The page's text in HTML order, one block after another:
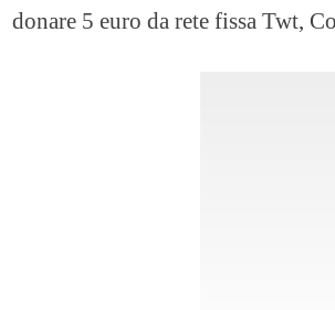
donare 5 euro da rete fissa Twt,